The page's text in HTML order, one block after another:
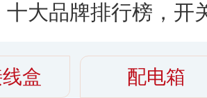
十大品牌排行榜，开
盒 配电箱